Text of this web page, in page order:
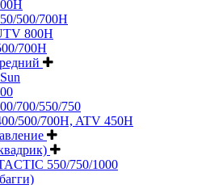
500/700H
800H
700H
700/550/750
500/700H, ATV 450H
550/750/1000